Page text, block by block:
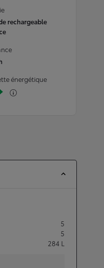
rechargeable
énergétique
5
5
284 L